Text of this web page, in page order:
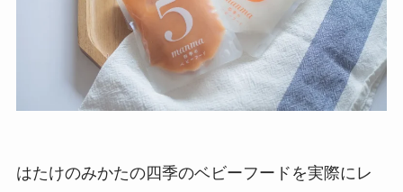
はたけのみかたの四季のベビーフードを実際にレ